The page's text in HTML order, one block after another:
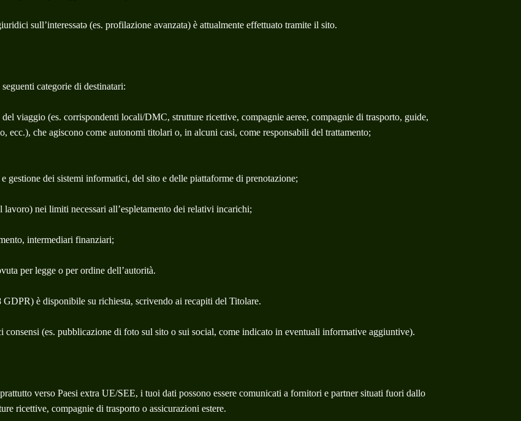
sull’interessatə (es. profilazione avanzata) è attualmente effettuato tramite il sito.
categorie di destinatari:
viaggio (es. corrispondenti locali/DMC, strutture ricettive, compagnie aeree, compagnie di trasporto, guide,
ecc.), che agiscono come autonomi titolari o, in alcuni casi, come responsabili del trattamento;
gestione dei sistemi informatici, del sito e delle piattaforme di prenotazione;
nei limiti necessari all’espletamento dei relativi incarichi;
intermediari finanziari;
per legge o per ordine dell’autorità.
è disponibile su richiesta, scrivendo ai recapiti del Titolare.
(es. pubblicazione di foto sul sito o sui social, come indicato in eventuali informative aggiuntive).
verso Paesi extra UE/SEE, i tuoi dati possono essere comunicati a fornitori e partner situati fuori dallo
ricettive, compagnie di trasporto o assicurazioni estere.